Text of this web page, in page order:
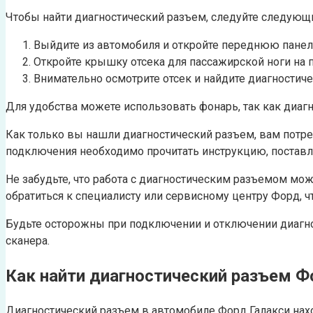
Чтобы найти диагностический разъем, следуйте
Выйдите из автомобиля и откройте переднюю
Откройте крышку отсека для пассажирской ноги на
Внимательно осмотрите отсек и найдите
Для удобства можете использовать фонарь, так как
Как только вы нашли диагностический разъем, вам
подключения необходимо прочитать инструкцию,
Не забудьте, что работа с диагностическим разъемом
обратиться к специалисту или сервисному центру Форд,
Будьте осторожны при подключении и отключении
сканера.
Как найти диагностический разъем